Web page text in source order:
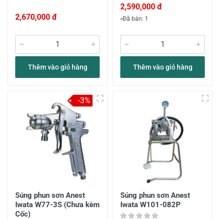
2,670,000 đ
Thêm vào giỏ hàng
2,590,000 đ
Đã bán: 1
Thêm vào giỏ hàng
Súng phun sơn Anest
Iwata W77-3S (Chưa kèm
Cốc)
-3%
Súng phun sơn Anest
Iwata W101-082P